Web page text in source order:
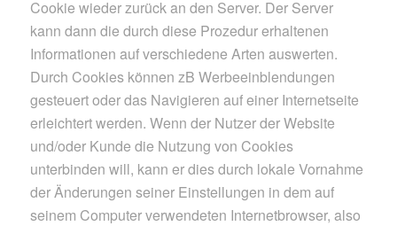
Cookie wieder zurück an den Server. Der Server
kann dann die durch diese Prozedur erhaltenen
Informationen auf verschiedene Arten auswerten.
Durch Cookies können zB Werbeeinblendungen
gesteuert oder das Navigieren auf einer Internetseite
erleichtert werden. Wenn der Nutzer der Website
und/oder Kunde die Nutzung von Cookies
unterbinden will, kann er dies durch lokale Vornahme
der Änderungen seiner Einstellungen in dem auf
seinem Computer verwendeten Internetbrowser, also